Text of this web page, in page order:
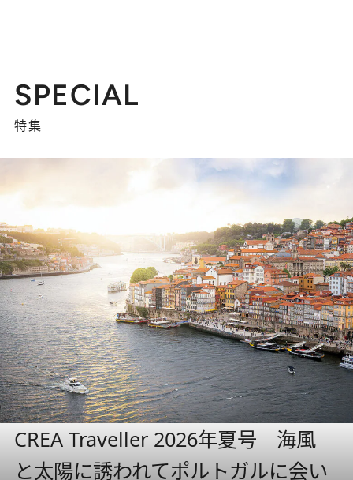
SPECIAL
特集
CREA Traveller 2026年夏号 海風
と太陽に誘われてポルトガルに会い